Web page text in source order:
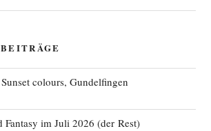
colours, Gundelfingen
Fantasy im Juli 2026 (der Rest)